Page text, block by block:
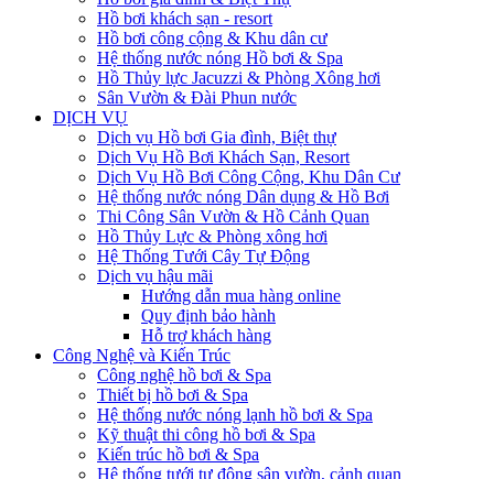
Hồ bơi khách sạn - resort
Hồ bơi công cộng & Khu dân cư
Hệ thống nước nóng Hồ bơi & Spa
Hồ Thủy lực Jacuzzi & Phòng Xông hơi
Sân Vườn & Đài Phun nước
DỊCH VỤ
Dịch vụ Hồ bơi Gia đình, Biệt thự
Dịch Vụ Hồ Bơi Khách Sạn, Resort
Dịch Vụ Hồ Bơi Công Cộng, Khu Dân Cư
Hệ thống nước nóng Dân dụng & Hồ Bơi
Thi Công Sân Vườn & Hồ Cảnh Quan
Hồ Thủy Lực & Phòng xông hơi
Hệ Thống Tưới Cây Tự Động
Dịch vụ hậu mãi
Hướng dẫn mua hàng online
Quy định bảo hành
Hỗ trợ khách hàng
Công Nghệ và Kiến Trúc
Công nghệ hồ bơi & Spa
Thiết bị hồ bơi & Spa
Hệ thống nước nóng lạnh hồ bơi & Spa
Kỹ thuật thi công hồ bơi & Spa
Kiến trúc hồ bơi & Spa
Hệ thống tưới tự động sân vườn, cảnh quan